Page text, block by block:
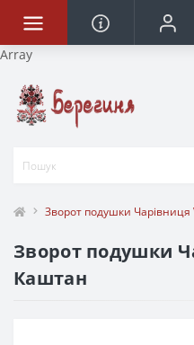
Array
Зворот подушки
Зворот подушки
Каштан